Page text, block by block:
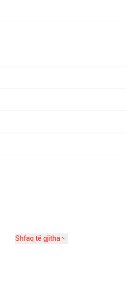
Shfaq të gjitha